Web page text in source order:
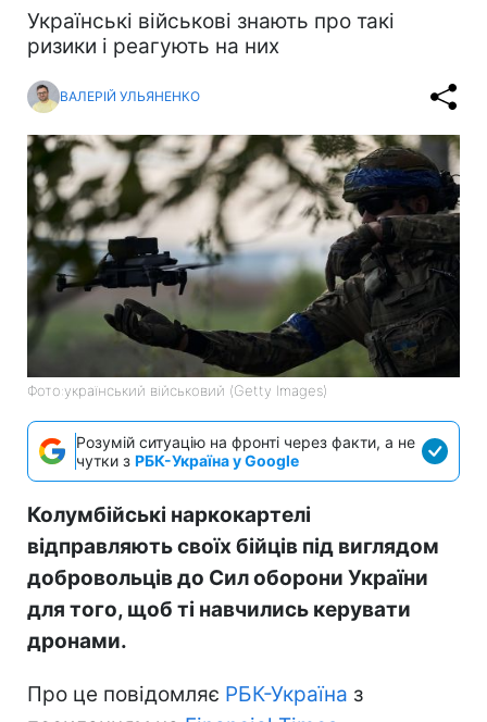
Українські військові знають про такі
ризики і реагують на них
ВАЛЕРІЙ УЛЬЯНЕНКО
Фото:український військовий (Getty Images)
Розумій ситуацію на фронті через факти, а не
чутки з РБК-Україна у Google
Колумбійські наркокартелі
відправляють своїх бійців під виглядом
добровольців до Сил оборони України
для того, щоб ті навчились керувати
дронами.
Про це повідомляє РБК-Україна з